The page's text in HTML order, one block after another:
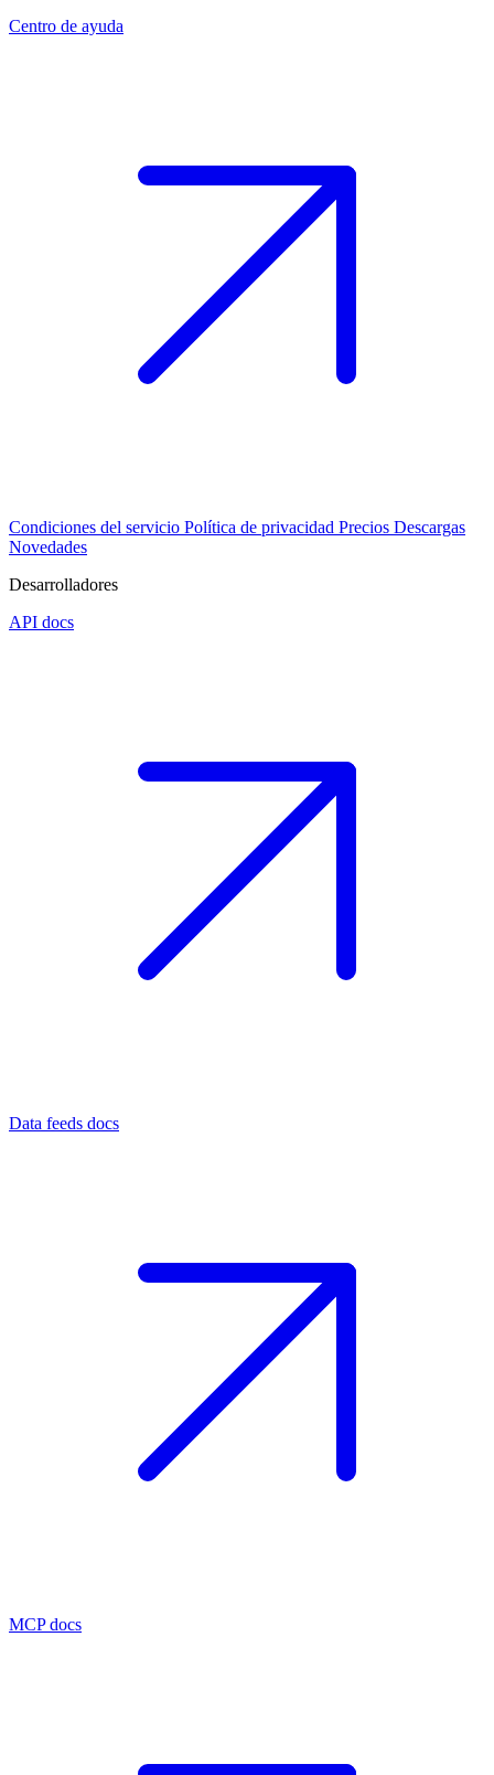
Centro de ayuda
Condiciones del servicio Política de privacidad Precios Descargas
Novedades
Desarrolladores
API docs
Data feeds docs
MCP docs